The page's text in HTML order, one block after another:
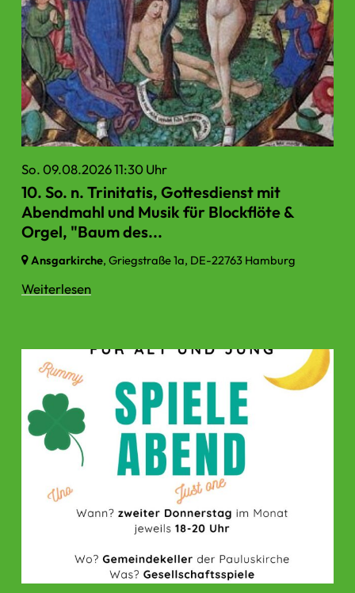
So. 09.08.2026 11:30 Uhr
10. So. n. Trinitatis, Gottesdienst mit
Abendmahl und Musik für Blockflöte &
Orgel, "Baum des...
Ansgarkirche, Griegstraße 1a, DE-22763 Hamburg
Weiterlesen